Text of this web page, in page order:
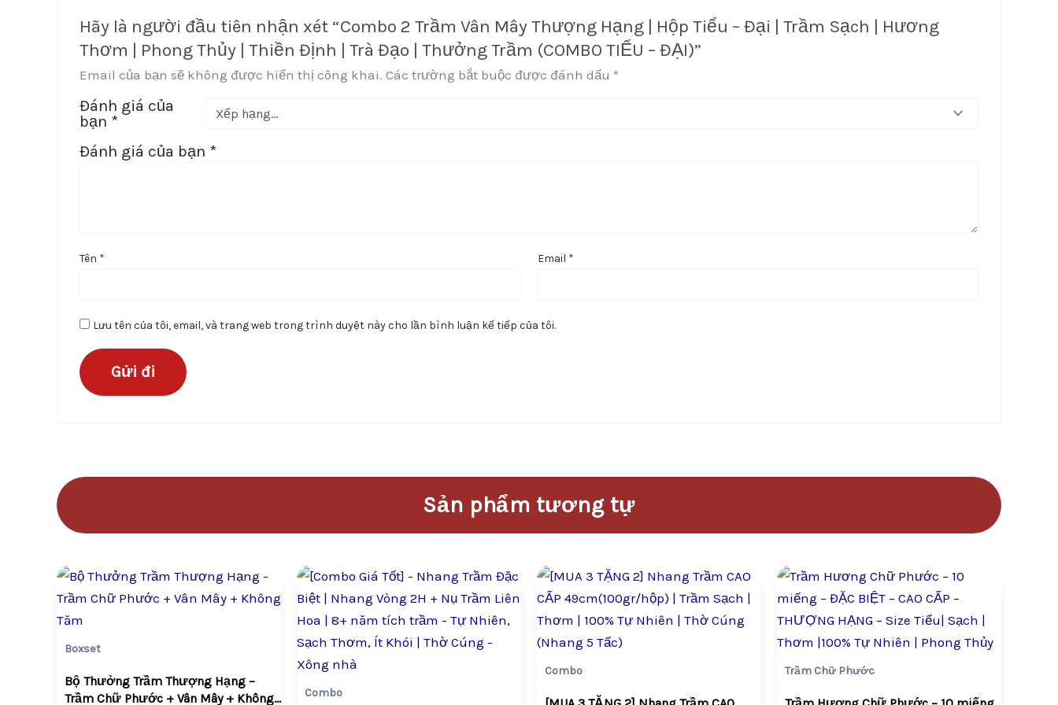
số
lượng
Hãy là người đầu tiên nhận xét “Combo 2 Trầm Vân Mây Thượng Hạng | Hộp Tiểu – Đại | Trầm Sạch | Hương
Thơm | Phong Thủy | Thiền Định | Trà Đạo | Thưởng Trầm (COMBO TIỂU – ĐẠI)”
Email của bạn sẽ không được hiển thị công khai. Các trường bắt buộc được đánh dấu *
Đánh giá của
bạn *
Đánh giá của bạn *
Tên * Email *
Lưu tên của tôi, email, và trang web trong trình duyệt này cho lần bình luận kế tiếp của tôi.
Sản phẩm tương tự
Boxset
Bộ Thưởng Trầm Thượng Hạng –
Trầm Chữ Phước + Vân Mây + Không
Giá
gốc
Giá
hiện
Combo
Giá
gốc
VND678,000.
Giá
hiện
là:
VND406,800.
Combo
Giá
gốc
là:
VND1,317,000.
Giá
hiện
tại
là:
Trầm Chữ Phước
Giá
gốc
VND399,000.
Giá
hiện
là:
VND279,300.